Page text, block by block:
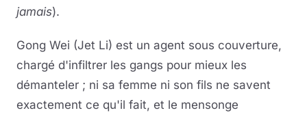
jamais).
Gong Wei (Jet Li) est un agent sous couverture,
chargé d'infiltrer les gangs pour mieux les
démanteler ; ni sa femme ni son fils ne savent
exactement ce qu'il fait, et le mensonge